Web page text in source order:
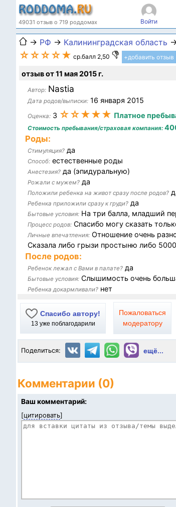
49031 отзыв о 719 роддомах Войти
→ РФ → Калининградская область
☆☆☆☆★ ср.балл 2,50 +добавить отзыв
отзыв от 11 мая 2015 г.
Автор: Nastia
Дата родов/выписки: 16 января 2015
Оценка: 3 ☆☆★★★ Платное
Стоимость пребывания/страховая компания:
Роды:
Стимуляция? да
Способ: естественные роды
Анестезия? да (эпидуральную)
Рожали с мужем? да
Положили ребенка на живот сразу после родов?
Ребенка приложили сразу к груди? да
Бытовые условия: На три балла, младший
Процесс родов: Спасибо могу сказать
Личные впечатления: Отношение очень
Сказала либо грызи простыню либо
После родов:
Ребенок лежал с Вами в палате? да
Бытовые условия: Слышимость очень
Ребенка докармливали? нет
Спасибо автору!
13уже поблагодарили
Пожаловаться
модератору
Поделиться: ещё...
Комментарии (0)
Ваш комментарий:
[цитировать]